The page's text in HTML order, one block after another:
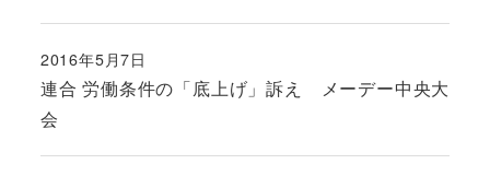
連合 労働条件の「底上げ」訴え メーデー中央大
会
投稿日
2016年5月7日